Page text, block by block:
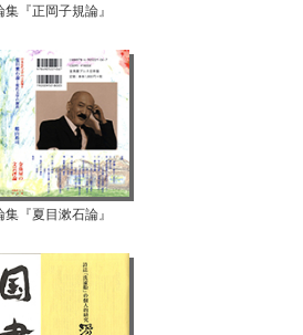
『正岡子規論』
『夏目漱石論』